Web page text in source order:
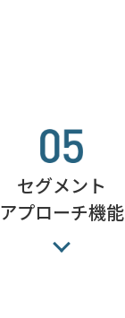
セグメント
アプローチ機能